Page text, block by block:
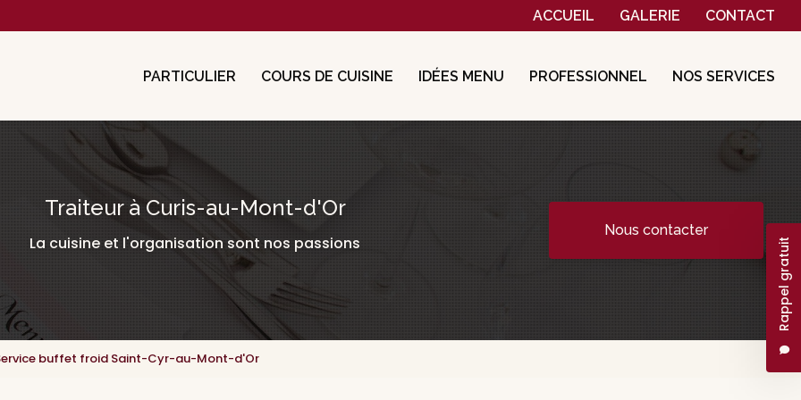
Navigation secondaire
ACCUEIL GALERIE CONTACT
Rappel gratuit
PARTICULIER COURS DE CUISINE IDÉES MENU PROFESSIONNEL NOS SERVICES
Traiteur à Curis-au-Mont-d'Or
La cuisine et l'organisation sont nos passions
Nous contacter
buffet froid Saint-Cyr-au-Mont-d'Or